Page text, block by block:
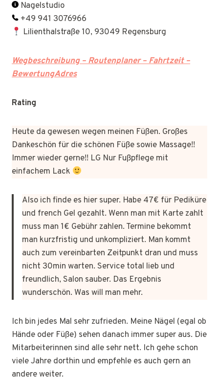
Nagelstudio
+49 941 3076966
Lilienthalstraße 10, 93049 Regensburg
Wegbeschreibung – Routenplaner – Fahrtzeit –
BewertungAdres
Rating
Heute da gewesen wegen meinen Füßen. Großes
Dankeschön für die schönen Füße sowie Massage!!
Immer wieder gerne!! LG Nur Fußpflege mit
einfachem Lack
Also ich finde es hier super. Habe 47€ für Pediküre
und french Gel gezahlt. Wenn man mit Karte zahlt
muss man 1€ Gebühr zahlen. Termine bekommt
man kurzfristig und unkompliziert. Man kommt
auch zum vereinbarten Zeitpunkt dran und muss
nicht 30min warten. Service total lieb und
freundlich, Salon sauber. Das Ergebnis
wunderschön. Was will man mehr.
Ich bin jedes Mal sehr zufrieden. Meine Nägel (egal ob
Hände oder Füße) sehen danach immer super aus. Die
Mitarbeiterinnen sind alle sehr nett. Ich gehe schon
viele Jahre dorthin und empfehle es auch gern an
andere weiter.